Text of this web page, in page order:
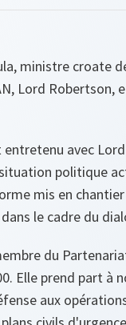
ministre croate
Lord Robertson,
avec
politique
mis en
le cadre du
du
Elle prend part à
aux